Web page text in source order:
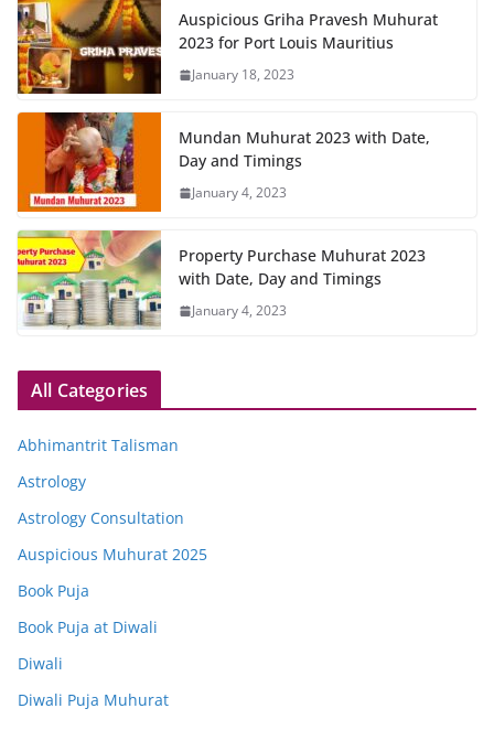
Auspicious Griha Pravesh Muhurat
2023 for Port Louis Mauritius
January 18, 2023
Mundan Muhurat 2023 with Date,
Day and Timings
January 4, 2023
Property Purchase Muhurat 2023
with Date, Day and Timings
January 4, 2023
All Categories
Abhimantrit Talisman
Astrology
Astrology Consultation
Auspicious Muhurat 2025
Book Puja
Book Puja at Diwali
Diwali
Diwali Puja Muhurat